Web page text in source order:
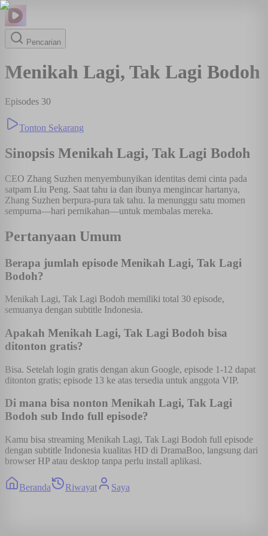
Pencarian
Menikah Lagi, Tak Lagi Bodoh
Episodes 30
Tonton Sekarang
Sinopsis Menikah Lagi, Tak Lagi Bodoh
CEO Zhang Suzhen menyembunyikan identitas demi cinta pada
satpam Liu Peng. Saat tahu ia dan ibunya mengincar hartanya,
Zhang Suzhen berpura-pura tak tahu. Ia menunggu satu momen
sempurna—hari pernikahan—untuk membalas mereka.
Pertanyaan Umum
Berapa jumlah episode Menikah Lagi, Tak Lagi
Bodoh?
Menikah Lagi, Tak Lagi Bodoh memiliki total 30 episode,
semuanya dengan subtitle Indonesia.
Apakah Menikah Lagi, Tak Lagi Bodoh bisa
ditonton gratis?
Bisa. Setelah login gratis dengan akun Google, episode 1-12 dapat
ditonton gratis; episode 13 ke atas tersedia untuk anggota VIP.
Di mana bisa nonton Menikah Lagi, Tak Lagi
Bodoh sub Indo full episode?
Kamu bisa streaming Menikah Lagi, Tak Lagi Bodoh full episode
dengan subtitle Indonesia kualitas HD di DramaBoo, langsung dari
browser HP atau desktop tanpa perlu install aplikasi.
Beranda Riwayat Saya